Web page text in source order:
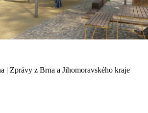
| Zprávy z Brna a Jihomoravského kraje